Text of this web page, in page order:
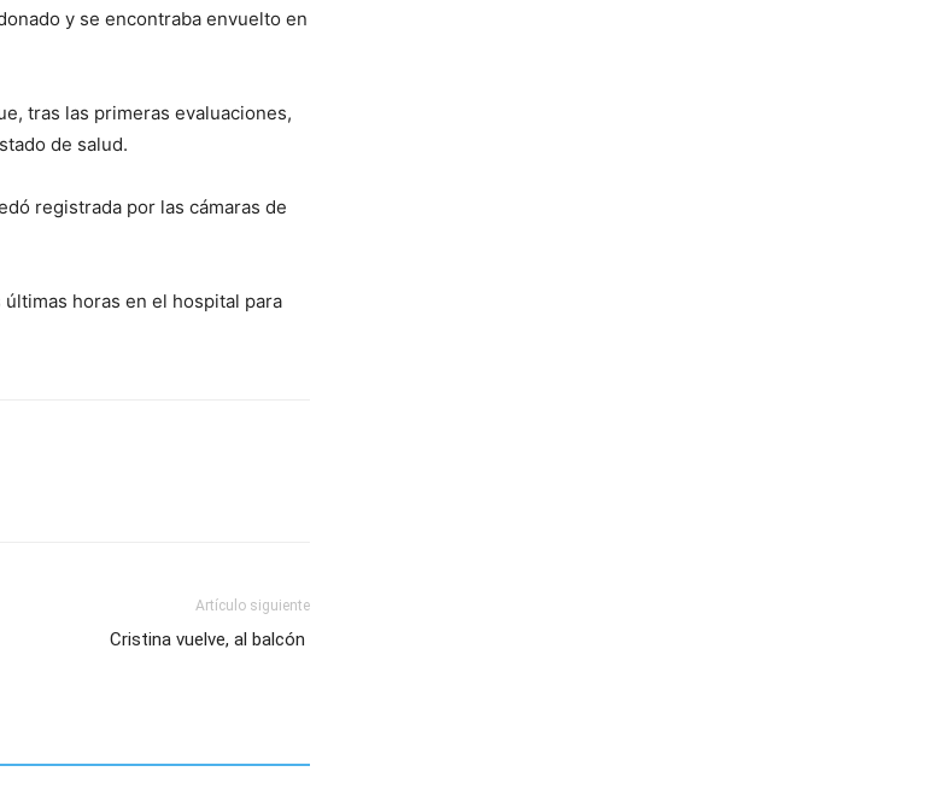
y se encontraba envuelto en
tras las primeras evaluaciones,
de salud.
registrada por las cámaras de
horas en el hospital para
Artículo siguiente
Cristina vuelve, al balcón